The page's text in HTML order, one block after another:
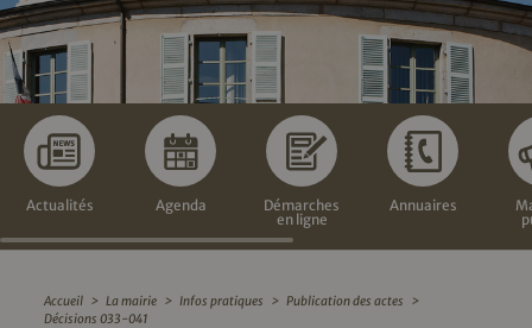
Actualités Agenda
Démarches
en ligne
Annuaires
Accueil > La mairie > Infos pratiques > Publication des actes
>
Décisions 033-041